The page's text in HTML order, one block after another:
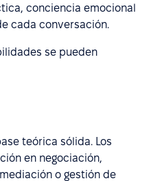
conciencia emocional
cada conversación.
se pueden
teórica sólida. Los
en negociación,
o gestión de